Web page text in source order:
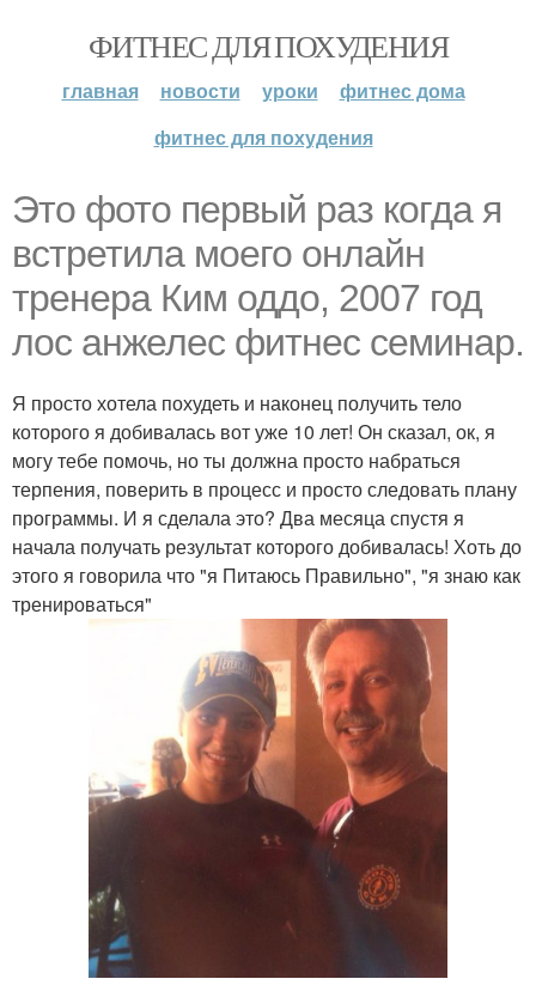
ФИТНЕС ДЛЯ ПОХУДЕНИЯ
главная новости уроки
фитнес дома
фитнес для похудения
Это фото первый раз когда я
встретила моего онлайн
тренера Ким оддо, 2007 год
лос анжелес фитнес семинар.
Я просто хотела похудеть и наконец получить тело
которого я добивалась вот уже 10 лет! Он сказал, ок, я
могу тебе помочь, но ты должна просто набраться
терпения, поверить в процесс и просто следовать плану
программы. И я сделала это? Два месяца спустя я
начала получать результат которого добивалась! Хоть до
этого я говорила что "я Питаюсь Правильно", "я знаю как
тренироваться"